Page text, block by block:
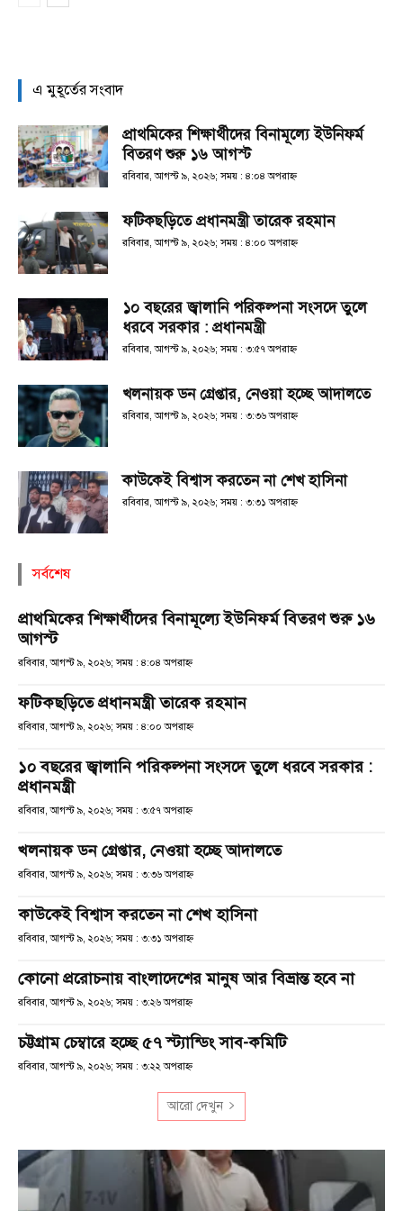
এ মুহূর্তের সংবাদ
প্রাথমিকের শিক্ষার্থীদের বিনামূল্যে ইউনিফর্ম
বিতরণ শুরু ১৬ আগস্ট
রবিবার, আগস্ট ৯, ২০২৬; সময় : ৪:০৪ অপরাহ্ণ
ফটিকছড়িতে প্রধানমন্ত্রী তারেক রহমান
রবিবার, আগস্ট ৯, ২০২৬; সময় : ৪:০০ অপরাহ্ণ
১০ বছরের জ্বালানি পরিকল্পনা সংসদে তুলে
ধরবে সরকার : প্রধানমন্ত্রী
রবিবার, আগস্ট ৯, ২০২৬; সময় : ৩:৫৭ অপরাহ্ণ
খলনায়ক ডন গ্রেপ্তার, নেওয়া হচ্ছে আদালতে
রবিবার, আগস্ট ৯, ২০২৬; সময় : ৩:৩৬ অপরাহ্ণ
কাউকেই বিশ্বাস করতেন না শেখ হাসিনা
রবিবার, আগস্ট ৯, ২০২৬; সময় : ৩:৩১ অপরাহ্ণ
সর্বশেষ
প্রাথমিকের শিক্ষার্থীদের বিনামূল্যে ইউনিফর্ম বিতরণ শুরু ১৬
আগস্ট
রবিবার, আগস্ট ৯, ২০২৬; সময় : ৪:০৪ অপরাহ্ণ
ফটিকছড়িতে প্রধানমন্ত্রী তারেক রহমান
রবিবার, আগস্ট ৯, ২০২৬; সময় : ৪:০০ অপরাহ্ণ
১০ বছরের জ্বালানি পরিকল্পনা সংসদে তুলে ধরবে সরকার :
প্রধানমন্ত্রী
রবিবার, আগস্ট ৯, ২০২৬; সময় : ৩:৫৭ অপরাহ্ণ
খলনায়ক ডন গ্রেপ্তার, নেওয়া হচ্ছে আদালতে
রবিবার, আগস্ট ৯, ২০২৬; সময় : ৩:৩৬ অপরাহ্ণ
কাউকেই বিশ্বাস করতেন না শেখ হাসিনা
রবিবার, আগস্ট ৯, ২০২৬; সময় : ৩:৩১ অপরাহ্ণ
কোনো প্ররোচনায় বাংলাদেশের মানুষ আর বিভ্রান্ত হবে না
রবিবার, আগস্ট ৯, ২০২৬; সময় : ৩:২৬ অপরাহ্ণ
চট্টগ্রাম চেম্বারে হচ্ছে ৫৭ স্ট্যান্ডিং সাব-কমিটি
রবিবার, আগস্ট ৯, ২০২৬; সময় : ৩:২২ অপরাহ্ণ
আরো দেখুন